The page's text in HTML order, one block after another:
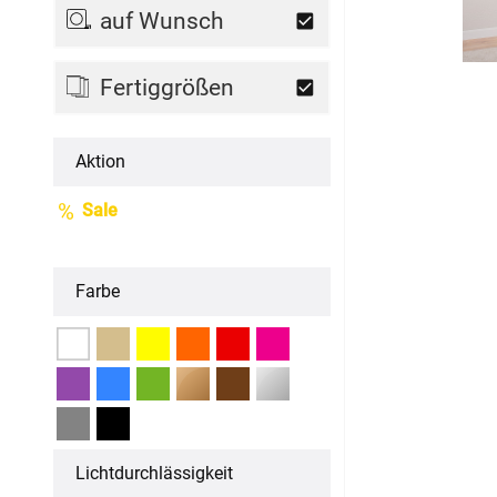
auf Wunsch
Fertiggrößen
Aktion
Sale
Farbe
Licht­durchlässigkeit